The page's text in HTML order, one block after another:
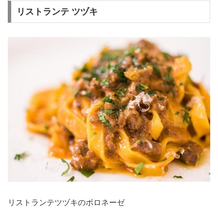
リストランテ ツヅキ
リストランテツヅキのボロネーゼ